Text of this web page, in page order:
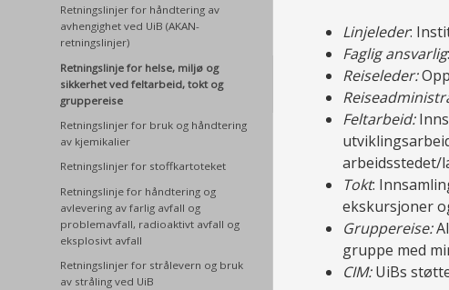
Retningslinjer for håndtering av
avhengighet ved UiB (AKAN-
retningslinjer)
Retningslinje for helse, miljø og
sikkerhet ved feltarbeid, tokt og
gruppereise
Retningslinjer for bruk og håndtering
av kjemikalier
Retningslinjer for stoffkartoteket
Retningslinje for håndtering og
avlevering av farlig avfall og
problemavfall, radioaktivt avfall og
eksplosivt avfall
Retningslinjer for strålevern og bruk
av stråling ved UiB
Linjeleder:
Faglig ansvarlig
Reiseleder:
Feltarbeid:
arbeidsstedet/
Tokt:
ekskursjoner
Gruppereise:
gruppe med
CIM:UiBs